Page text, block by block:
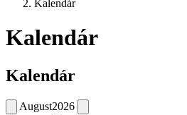
Kalendár
Kalendár
Kalendár
August2026